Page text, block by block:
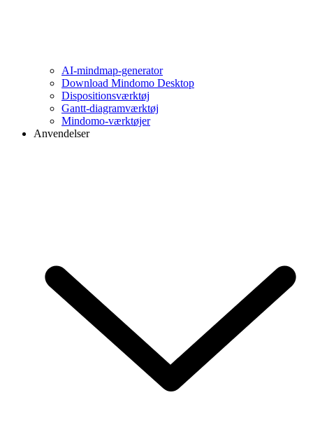
AI-mindmap-generator
Download Mindomo Desktop
Dispositionsværktøj
Gantt-diagramværktøj
Mindomo-værktøjer
Anvendelser